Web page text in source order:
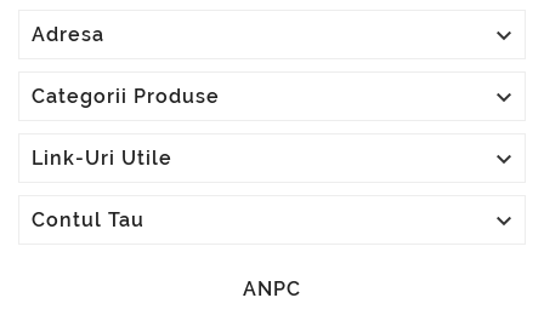
Adresa 
Categorii Produse 
Link-Uri Utile 
Contul Tau 
ANPC